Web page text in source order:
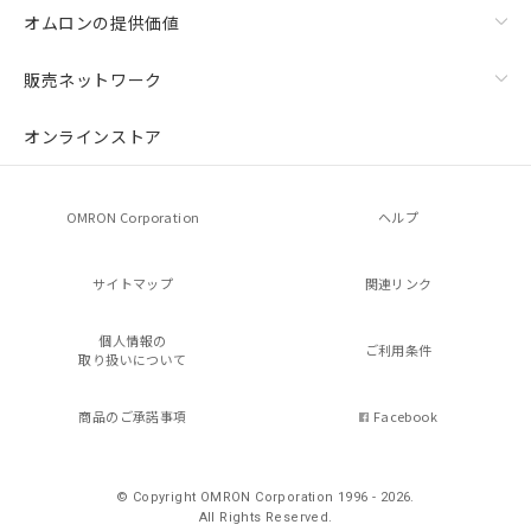
オムロンの提供価値
販売ネットワーク
オンラインストア
OMRON Corporation ヘルプ
サイトマップ 関連リンク
個人情報の
取り扱いについて
ご利用条件
商品のご承諾事項 Facebook
© Copyright OMRON Corporation 1996 - 2026.
All Rights Reserved.